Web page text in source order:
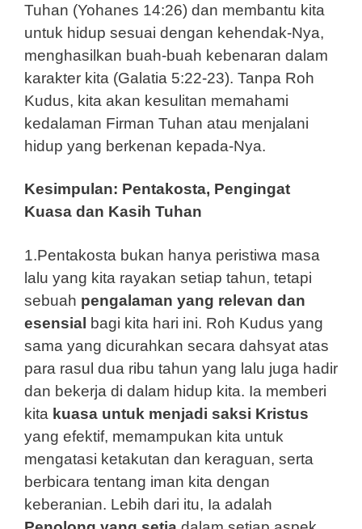
Tuhan (Yohanes 14:26) dan membantu kita
untuk hidup sesuai dengan kehendak-Nya,
menghasilkan buah-buah kebenaran dalam
karakter kita (Galatia 5:22-23). Tanpa Roh
Kudus, kita akan kesulitan memahami
kedalaman Firman Tuhan atau menjalani
hidup yang berkenan kepada-Nya.
Kesimpulan: Pentakosta, Pengingat
Kuasa dan Kasih Tuhan
1.Pentakosta bukan hanya peristiwa masa
lalu yang kita rayakan setiap tahun, tetapi
sebuah pengalaman yang relevan dan
esensial bagi kita hari ini. Roh Kudus yang
sama yang dicurahkan secara dahsyat atas
para rasul dua ribu tahun yang lalu juga hadir
dan bekerja di dalam hidup kita. Ia memberi
kita kuasa untuk menjadi saksi Kristus
yang efektif, memampukan kita untuk
mengatasi ketakutan dan keraguan, serta
berbicara tentang iman kita dengan
keberanian. Lebih dari itu, Ia adalah